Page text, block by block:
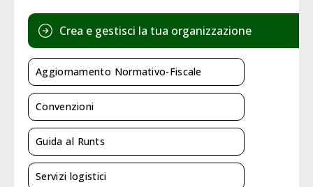
Crea e gestisci la tua organizzazione
Aggiornamento Normativo-Fiscale
Convenzioni
Guida al Runts
Servizi logistici